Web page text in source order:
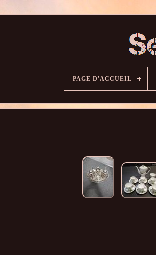
PAGE D'ACCUEIL